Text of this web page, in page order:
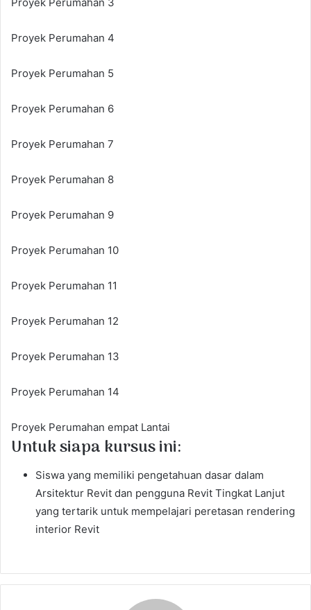
Proyek Perumahan 4
Proyek Perumahan 5
Proyek Perumahan 6
Proyek Perumahan 7
Proyek Perumahan 8
Proyek Perumahan 9
Proyek Perumahan 10
Proyek Perumahan 11
Proyek Perumahan 12
Proyek Perumahan 13
Proyek Perumahan 14
Proyek Perumahan empat Lantai
Untuk siapa kursus ini:
Siswa yang memiliki pengetahuan dasar dalam
Arsitektur Revit dan pengguna Revit Tingkat Lanjut
yang tertarik untuk mempelajari peretasan rendering
interior Revit